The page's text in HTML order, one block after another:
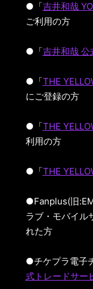
●「吉井和哉
ご利用の方
●「吉井和哉 公
●「THE
にご登録の方
●「THE
利用の方
●「THE
●Fanplus(旧
ラブ・モバイル
れた方
●チケプラ電子
式トレードサー